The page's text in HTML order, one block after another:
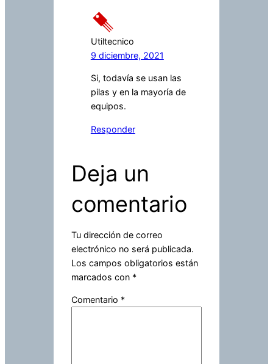
Utiltecnico
9 diciembre, 2021
Si, todavía se usan las
pilas y en la mayoría de
equipos.
Responder
Deja un
comentario
Tu dirección de correo
electrónico no será publicada.
Los campos obligatorios están
marcados con *
Comentario *